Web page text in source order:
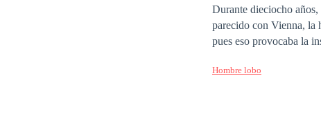
Durante dieciocho
parecido con Vienna, la
pues eso provocaba la
respetó y siempre los
venganza, Cercei se
Hombre lobo